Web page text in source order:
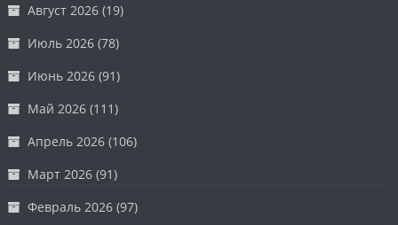
Август 2026 (19)
Июль 2026 (78)
Июнь 2026 (91)
Май 2026 (111)
Апрель 2026 (106)
Март 2026 (91)
Февраль 2026 (97)